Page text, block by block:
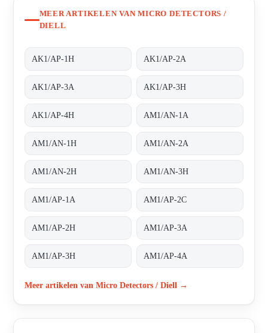
MEER ARTIKELEN VAN MICRO DETECTORS /
DIELL
AK1/AP-1H AK1/AP-2A
AK1/AP-3A AK1/AP-3H
AK1/AP-4H AM1/AN-1A
AM1/AN-1H AM1/AN-2A
AM1/AN-2H AM1/AN-3H
AM1/AP-1A AM1/AP-2C
AM1/AP-2H AM1/AP-3A
AM1/AP-3H AM1/AP-4A
Meer artikelen van Micro Detectors / Diell →